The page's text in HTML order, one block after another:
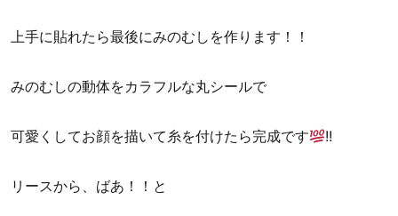
上手に貼れたら最後にみのむしを作ります！！
みのむしの動体をカラフルな丸シールで
可愛くしてお顔を描いて糸を付けたら完成です !!
リースから、ばあ！！と